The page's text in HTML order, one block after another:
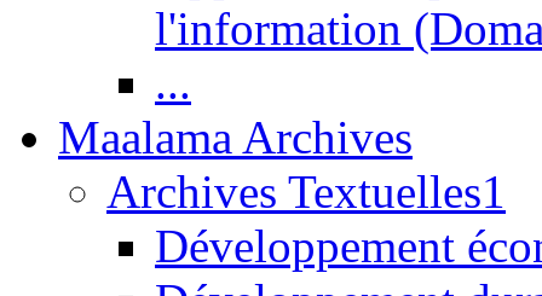
l'information
...
Maalama Archives
Archives Textuelles1
Développement